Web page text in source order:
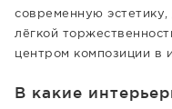
современную
лёгкой
центром композиции в
В какие